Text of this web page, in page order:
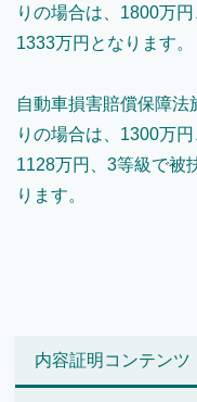
りの場合は、1800万
1333万円となります。
自動車損害賠償保障
りの場合は、1300万
1128万円、3等級で被
ります。
内容証明コンテンツ